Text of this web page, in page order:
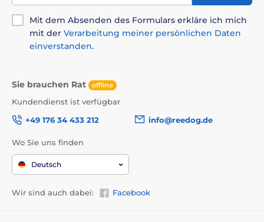
Mit dem Absenden des Formulars erkläre ich mich
mit der Verarbeitung meiner persönlichen Daten
einverstanden.
Sie brauchen Rat offline
Kundendienst ist verfügbar
+49 176 34 433 212
info@reedog.de
Wo Sie uns finden
Deutsch
Wir sind auch dabei: Facebook